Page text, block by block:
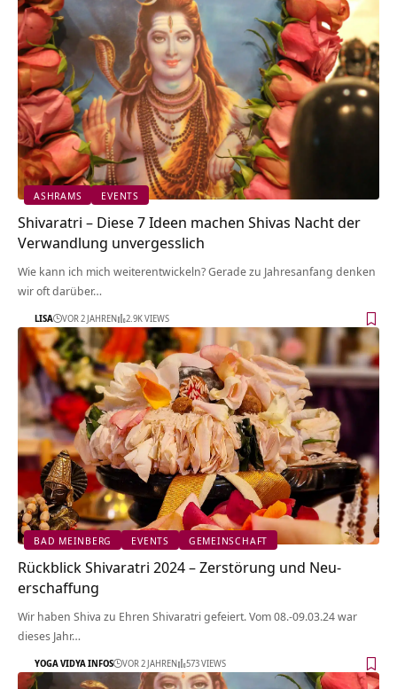
ASHRAMS EVENTS
Shivaratri – Diese 7 Ideen machen Shivas Nacht der
Verwandlung unvergesslich
Wie kann ich mich weiterentwickeln? Gerade zu Jahresanfang denken
wir oft darüber…
LISA VOR 2 JAHREN 2.9K VIEWS
BAD MEINBERG EVENTS GEMEINSCHAFT
Rückblick Shivaratri 2024 – Zerstörung und Neu-
erschaffung
Wir haben Shiva zu Ehren Shivaratri gefeiert. Vom 08.-09.03.24 war
dieses Jahr…
YOGA VIDYA INFOS VOR 2 JAHREN 573 VIEWS